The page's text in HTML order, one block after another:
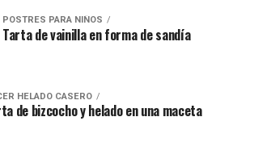
POSTRES PARA NIÑOS
Tarta de vainilla en forma de sandía
HELADO CASERO
de bizcocho y helado en una maceta